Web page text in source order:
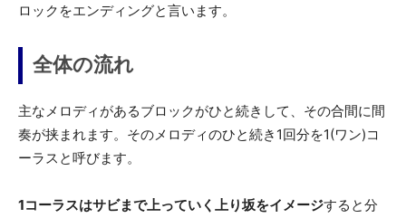
ロックをエンディングと言います。
全体の流れ
主なメロディがあるブロックがひと続きして、その合間に間
奏が挟まれます。そのメロディのひと続き1回分を1(ワン)コ
ーラスと呼びます。
1コーラスはサビまで上っていく上り坂をイメージすると分